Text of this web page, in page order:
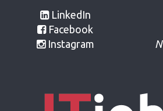
LinkedIn
Facebook
Instagram